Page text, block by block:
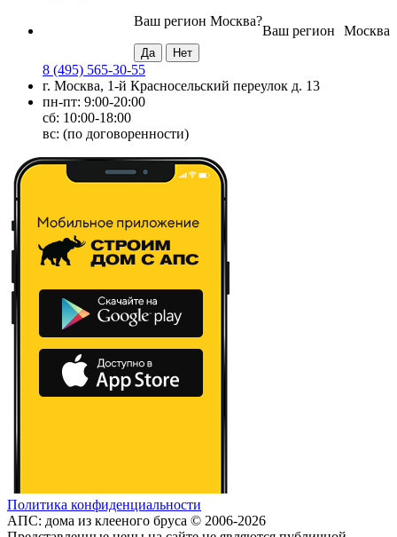
Москва
Ваш регион
Ваш регион Москва?
8 (495) 565-30-55
г. Москва, 1-й Красносельский переулок д. 13
пн-пт: 9:00-20:00
сб: 10:00-18:00
вс: (по договоренности)
Политика конфиденциальности
АПС: дома из клееного бруса © 2006-2026